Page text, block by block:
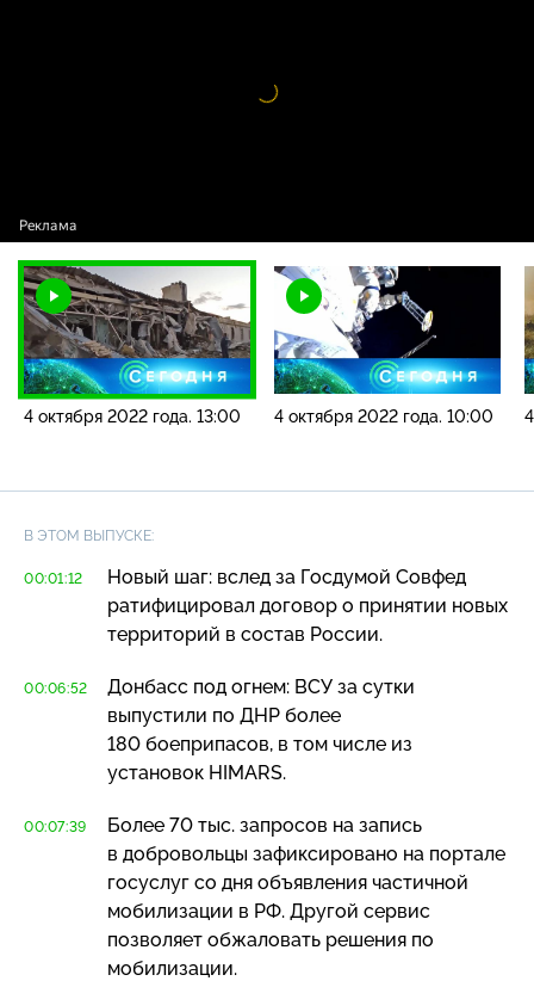
Видео
проигрыватель
4 октября 2022 года. 13:00 4 октября 2022 года. 10:00
В ЭТОМ ВЫПУСКЕ:
00:01:12
Новый шаг: вслед за Госдумой Совфед
ратифицировал договор о принятии новых
территорий в состав России.
00:06:52
Донбасс под огнем: ВСУ за сутки
выпустили по ДНР более
180 боеприпасов, в том числе из
установок HIMARS.
00:07:39
Более 70 тыс. запросов на запись
в добровольцы зафиксировано на портале
госуслуг со дня объявления частичной
мобилизации в РФ. Другой сервис
позволяет обжаловать решения по
мобилизации.